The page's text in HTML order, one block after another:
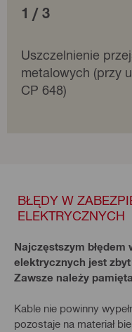
1 / 3
Uszczelnienie
metalowych (przy
CP 648)
BŁĘDY W
ELEKTRYCZNYCH
Najczęstszym
elektrycznych jest
Zawsze należy
Kable nie powinny
pozostaje na materiał